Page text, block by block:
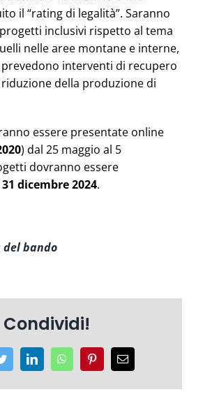
il “rating di legalità”. Saranno
inclusivi rispetto al tema
nelle aree montane e interne,
interventi di recupero
della produzione di
essere presentate online
) dal 25 maggio al 5
dovranno essere
31 dicembre 2024.
del bando
Condividi!
TwitterLinkedInWhatsAppPinterestEmail